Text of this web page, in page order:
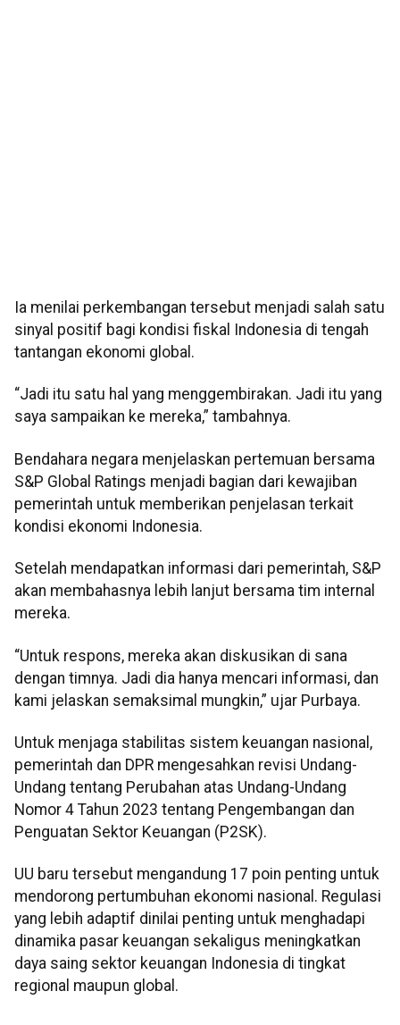
Ia menilai perkembangan tersebut menjadi salah satu
sinyal positif bagi kondisi fiskal Indonesia di tengah
tantangan ekonomi global.
“Jadi itu satu hal yang menggembirakan. Jadi itu yang
saya sampaikan ke mereka,” tambahnya.
Bendahara negara menjelaskan pertemuan bersama
S&P Global Ratings menjadi bagian dari kewajiban
pemerintah untuk memberikan penjelasan terkait
kondisi ekonomi Indonesia.
Setelah mendapatkan informasi dari pemerintah, S&P
akan membahasnya lebih lanjut bersama tim internal
mereka.
“Untuk respons, mereka akan diskusikan di sana
dengan timnya. Jadi dia hanya mencari informasi, dan
kami jelaskan semaksimal mungkin,” ujar Purbaya.
Untuk menjaga stabilitas sistem keuangan nasional,
pemerintah dan DPR mengesahkan revisi Undang-
Undang tentang Perubahan atas Undang-Undang
Nomor 4 Tahun 2023 tentang Pengembangan dan
Penguatan Sektor Keuangan (P2SK).
UU baru tersebut mengandung 17 poin penting untuk
mendorong pertumbuhan ekonomi nasional. Regulasi
yang lebih adaptif dinilai penting untuk menghadapi
dinamika pasar keuangan sekaligus meningkatkan
daya saing sektor keuangan Indonesia di tingkat
regional maupun global.